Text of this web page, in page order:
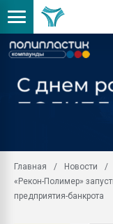
Главная
Новости
«Рекон-Полимер»
предприятия-банкрота